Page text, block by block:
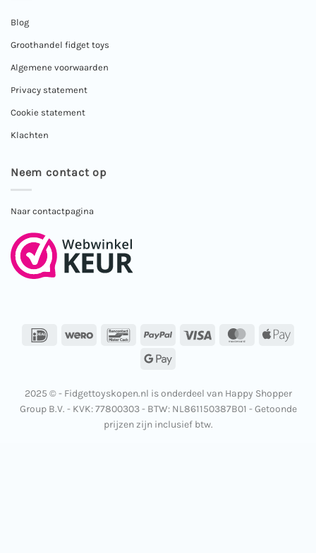
Blog
Groothandel fidget toys
Algemene voorwaarden
Privacy statement
Cookie statement
Klachten
Neem contact op
Naar contactpagina
IDeal Wero BancontactPayPal Visa MasterCardApple
Google
2025 © - Fidgettoyskopen.nl is onderdeel van Happy Shopper
Group B.V. - KVK: 77800303 - BTW: NL861150387B01 - Getoonde
prijzen zijn inclusief btw.